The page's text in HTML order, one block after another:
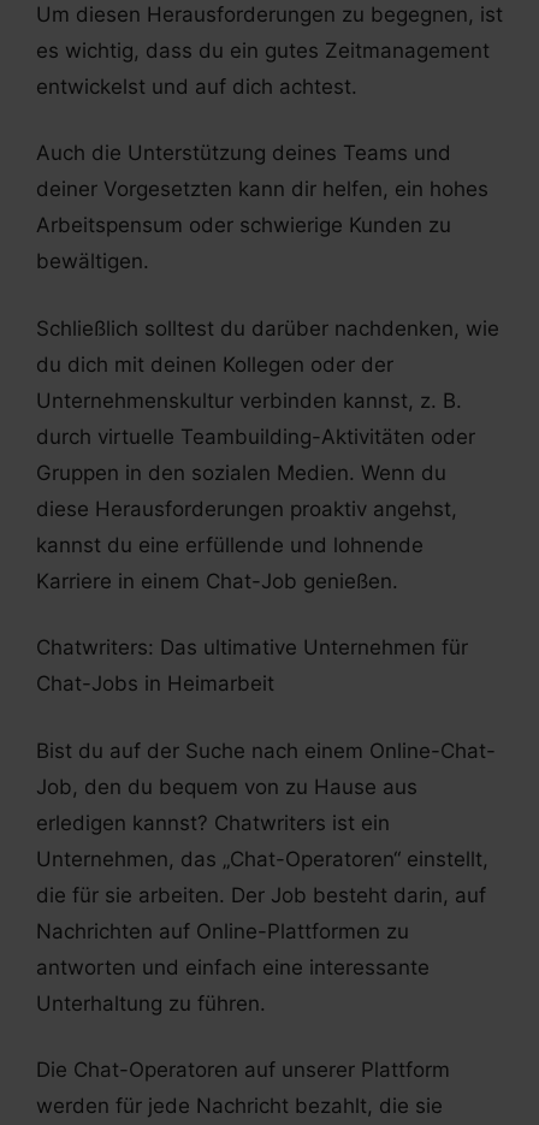
Um diesen Herausforderungen zu begegnen, ist
es wichtig, dass du ein gutes Zeitmanagement
entwickelst und auf dich achtest.
Auch die Unterstützung deines Teams und
deiner Vorgesetzten kann dir helfen, ein hohes
Arbeitspensum oder schwierige Kunden zu
bewältigen.
Schließlich solltest du darüber nachdenken, wie
du dich mit deinen Kollegen oder der
Unternehmenskultur verbinden kannst, z. B.
durch virtuelle Teambuilding-Aktivitäten oder
Gruppen in den sozialen Medien. Wenn du
diese Herausforderungen proaktiv angehst,
kannst du eine erfüllende und lohnende
Karriere in einem Chat-Job genießen.
Chatwriters: Das ultimative Unternehmen für
Chat-Jobs in Heimarbeit
Bist du auf der Suche nach einem Online-Chat-
Job, den du bequem von zu Hause aus
erledigen kannst? Chatwriters ist ein
Unternehmen, das „Chat-Operatoren“ einstellt,
die für sie arbeiten. Der Job besteht darin, auf
Nachrichten auf Online-Plattformen zu
antworten und einfach eine interessante
Unterhaltung zu führen.
Die Chat-Operatoren auf unserer Plattform
werden für jede Nachricht bezahlt, die sie